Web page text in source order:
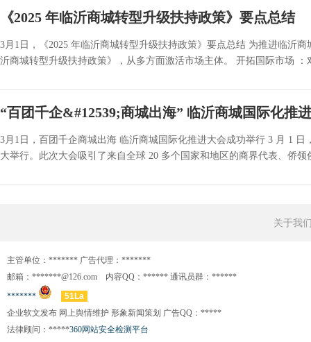
《2025 年临沂商城转型升级扶持政策》要点总结
3月1日，《2025 年临沂商城转型升级扶持政策》要点总结 为推进临沂
沂商城转型升级扶持政策》，从多方面激活市场主体。 开拓国际市场 ：
“百团千企&#12539;商城出海” 临沂商城国际化推
3月1日，百团千企商城出海 临沂商城国际化推进大会成功举行 3 月 1
大举行。此次大会吸引了来自全球 20 多个国家和地区的商界代表、侨领
关于我
主管单位：******* 广告代理：*******
邮箱：*******@126.com 内容QQ：****** 通讯员群：******
*******
51La
企业软文发布 网上舆情维护 形象新闻策划 广告QQ：*****
法律顾问：*****360网站安全检测平台